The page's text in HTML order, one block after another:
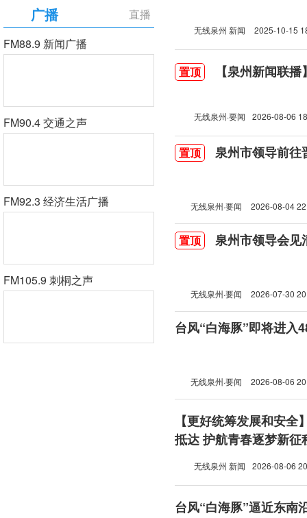
直播
广播
FM88.9 新闻广播
FM90.4 交通之声
FM92.3 经济生活广播
FM105.9 刺桐之声
无线泉州 新闻 2025-10-15
置顶 【泉州新闻联
无线泉州·要闻 2026-08-06
置顶 泉州市领导前往
无线泉州·要闻 2026-08-04
置顶 泉州市领导会见
无线泉州·要闻 2026-07-30
台风“白海豚”即将进入
无线泉州·要闻 2026-08-06
【更好统筹发展和安全
抵达 护航青春逐梦新征
无线泉州 新闻 2026-08-06
台风“白海豚”逼近东南